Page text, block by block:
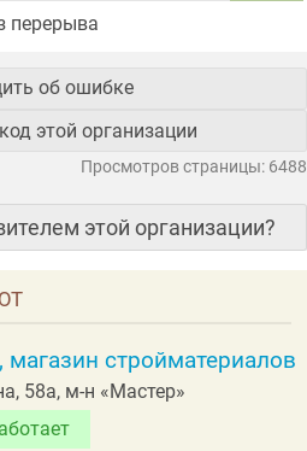
перерыва
об ошибке
этой организации
Просмотров страницы: 6488
этой организации?
магазин стройматериалов
58а, м-н «Мастер»